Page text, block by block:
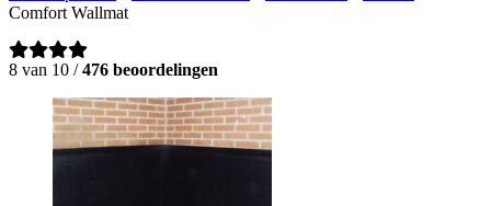
Comfort Wallmat
8 van 10 /476 beoordelingen